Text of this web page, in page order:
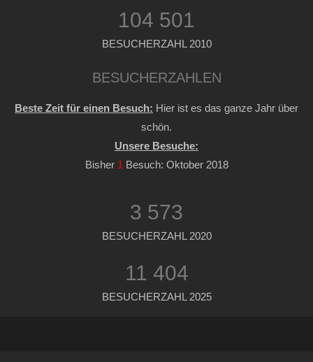
BESUCHERZAHL 2010
104 501
BESUCHERZAHLEN
Beste Zeit für einen Besuch: Hier ist es das ganze Jahr über
schön.
Unsere Besuche:
Bisher 1 Besuch: Oktober 2018
BESUCHERZAHL 2020
3 573
BESUCHERZAHL 2025
11 404